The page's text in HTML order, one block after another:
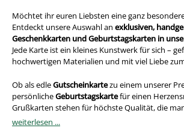
Möchtet ihr euren Liebsten eine ganz
Entdeckt unsere Auswahl an exklusiven,
Geschenkkarten und Geburtstagskarten in
Jede Karte ist ein kleines Kunstwerk für sich –
hochwertigen Materialien und mit viel Liebe
Ob als edleGutscheinkartezu einem unserer
persönlicheGeburtstagskartefür einen
Grußkarten stehen für höchste Qualität, die
weiterlesen ...